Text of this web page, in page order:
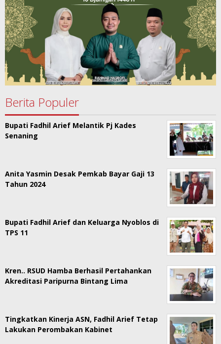
Berita Populer
Bupati Fadhil Arief Melantik Pj Kades
Senaning
Anita Yasmin Desak Pemkab Bayar Gaji 13
Tahun 2024
Bupati Fadhil Arief dan Keluarga Nyoblos di
TPS 11
Kren.. RSUD Hamba Berhasil Pertahankan
Akreditasi Paripurna Bintang Lima
Tingkatkan Kinerja ASN, Fadhil Arief Tetap
Lakukan Perombakan Kabinet